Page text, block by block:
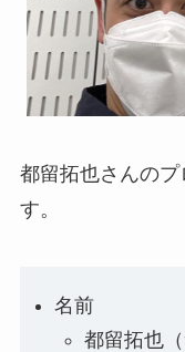
都留拓也さんの
す。
名前
都留拓也